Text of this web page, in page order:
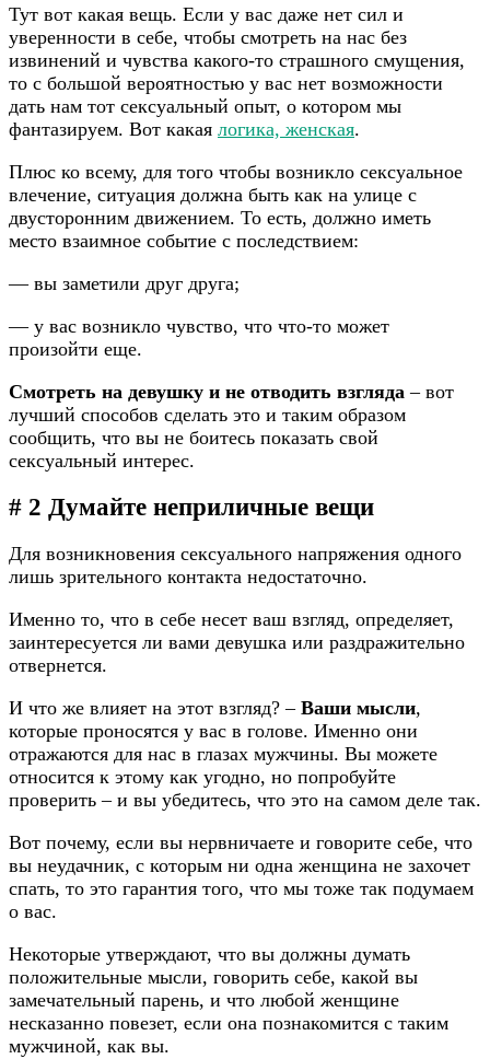
Тут вот какая вещь. Если у вас даже нет сил и
уверенности в себе, чтобы смотреть на нас без
извинений и чувства какого-то страшного смущения,
то с большой вероятностью у вас нет возможности
дать нам тот сексуальный опыт, о котором мы
фантазируем. Вот какая логика, женская.
Плюс ко всему, для того чтобы возникло сексуальное
влечение, ситуация должна быть как на улице с
двусторонним движением. То есть, должно иметь
место взаимное событие с последствием:
— вы заметили друг друга;
— у вас возникло чувство, что что-то может
произойти еще.
Смотреть на девушку и не отводить взгляда – вот
лучший способов сделать это и таким образом
сообщить, что вы не боитесь показать свой
сексуальный интерес.
# 2 Думайте неприличные вещи
Для возникновения сексуального напряжения одного
лишь зрительного контакта недостаточно.
Именно то, что в себе несет ваш взгляд, определяет,
заинтересуется ли вами девушка или раздражительно
отвернется.
И что же влияет на этот взгляд? –Ваши мысли,
которые проносятся у вас в голове. Именно они
отражаются для нас в глазах мужчины. Вы можете
относится к этому как угодно, но попробуйте
проверить – и вы убедитесь, что это на самом деле так.
Вот почему, если вы нервничаете и говорите себе, что
вы неудачник, с которым ни одна женщина не захочет
спать, то это гарантия того, что мы тоже так подумаем
о вас.
Некоторые утверждают, что вы должны думать
положительные мысли, говорить себе, какой вы
замечательный парень, и что любой женщине
несказанно повезет, если она познакомится с таким
мужчиной, как вы.